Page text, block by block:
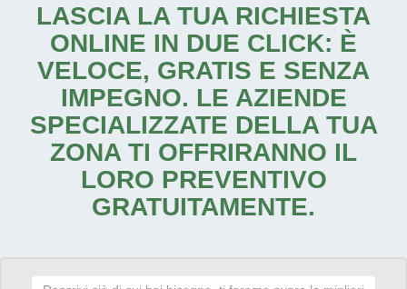
LASCIA LA TUA RICHIESTA
ONLINE IN DUE CLICK: È
VELOCE, GRATIS E SENZA
IMPEGNO. LE AZIENDE
SPECIALIZZATE DELLA TUA
ZONA TI OFFRIRANNO IL
LORO PREVENTIVO
GRATUITAMENTE.